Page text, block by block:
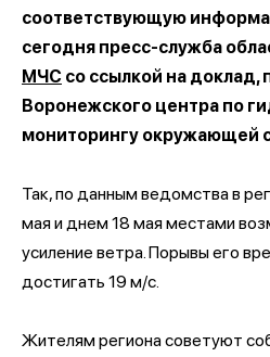
соответствующую
сегодня пресс-служба
МЧС со ссылкой на доклад,
Воронежского центра по
мониторингу окружающей
Так, по данным ведомства в
мая и днем 18 мая местами
усиление ветра. Порывы его
достигать 19 м/с.
Жителям региона советуют